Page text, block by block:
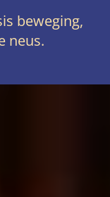
beweging,
neus.